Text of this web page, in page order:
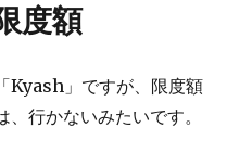
度額
Kyash」ですが、限度額
行かないみたいです。